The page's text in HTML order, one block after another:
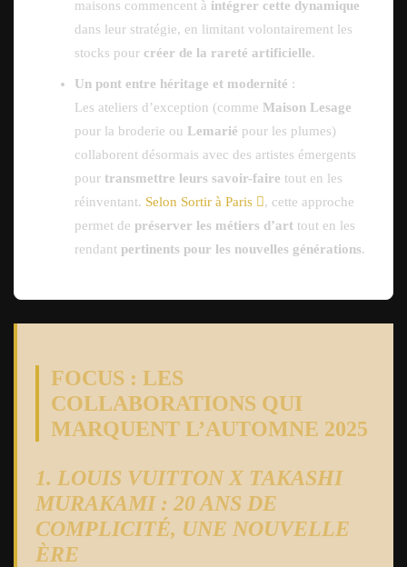
maisons commencent à intégrer cette dynamique
dans leur stratégie, en limitant volontairement les
stocks pour créer de la rareté artificielle.
Un pont entre héritage et modernité :
Les ateliers d’exception (comme Maison Lesage
pour la broderie ou Lemarié pour les plumes)
collaborent désormais avec des artistes émergents
pour transmettre leurs savoir-faire tout en les
réinventant. Selon Sortir à Paris
, cette approche
permet de préserver les métiers d’arttout en les
rendant pertinents pour les nouvelles générations.
FOCUS : LES
COLLABORATIONS QUI
MARQUENT L’AUTOMNE 2025
1. LOUIS VUITTON X TAKASHI
MURAKAMI : 20 ANS DE
COMPLICITÉ, UNE NOUVELLE
ÈRE